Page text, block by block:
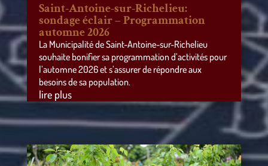
Saint-Antoine-sur-Richelieu:
sondage éclair – Programmation
automne 2026
La Municipalité de Saint-Antoine-sur-Richelieu
souhaite bonifier sa programmation d’activités pour
l’automne 2026 et s’assurer de répondre aux
besoins de sa population.
lire plus